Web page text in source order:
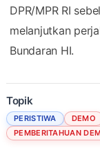
DPR/MPR RI
melanjutkan
Bundaran HI.
Topik
PERISTIWA DEMO
PEMBERITAHUAN